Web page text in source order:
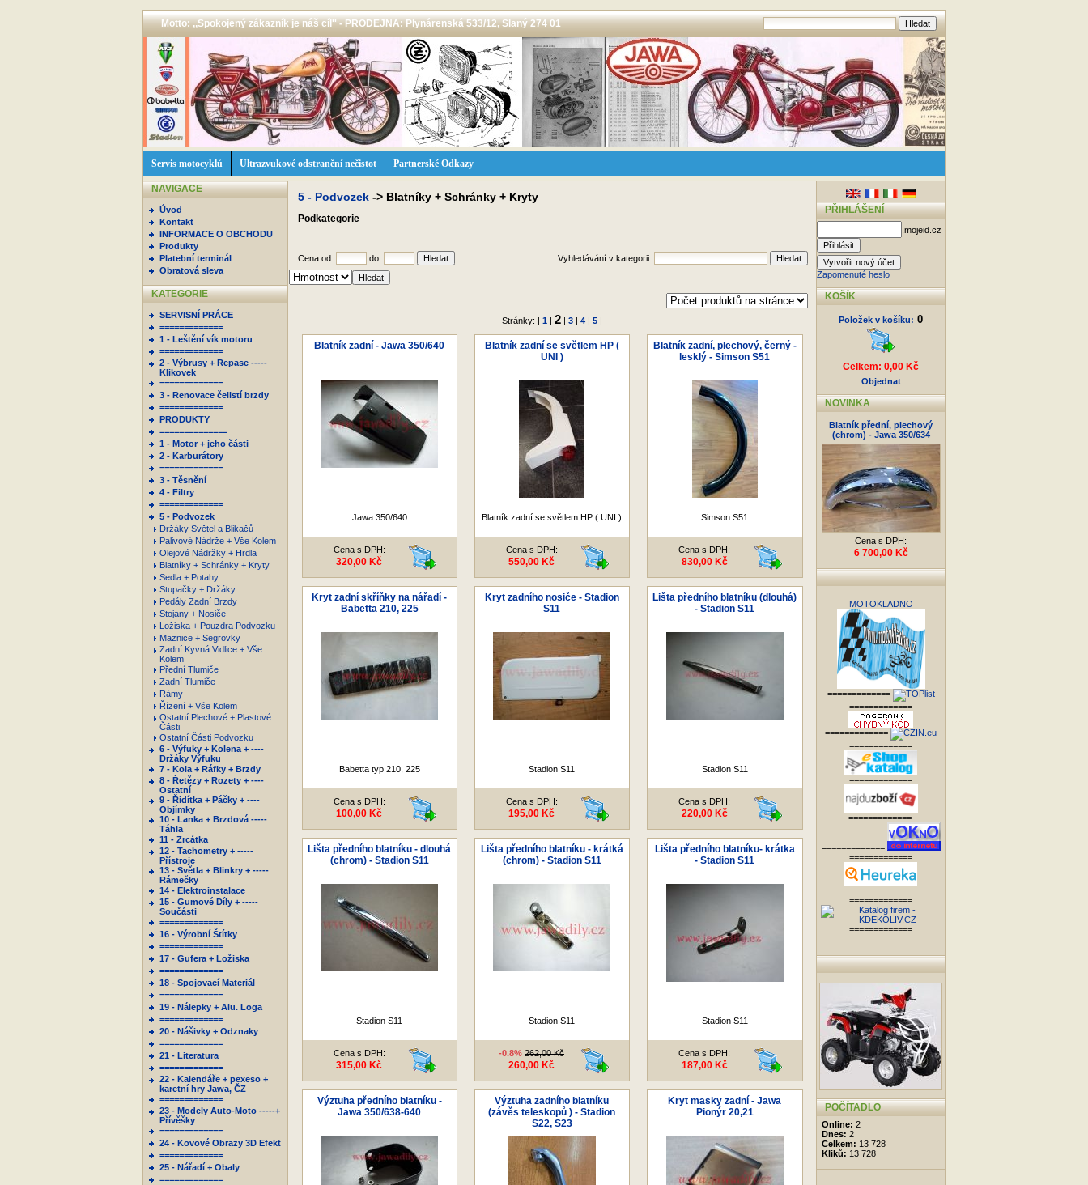
Motto: ,,Spokojený zákazník je náš cíl'' - PRODEJNA: Plynárenská 533/12, Slaný 274 01
Servis motocyklů Ultrazvukové odstranění nečistot Partnerské Odkazy
NAVIGACE
Úvod
Kontakt
INFORMACE O OBCHODU
Produkty
Platební terminál
Obratová sleva
KATEGORIE
SERVISNÍ PRÁCE
=============
1 - Leštění vík motoru
=============
2 - Výbrusy + Repase -----
Klikovek
=============
3 - Renovace čelistí brzdy
=============
PRODUKTY
==============
1 - Motor + jeho části
2 - Karburátory
=============
3 - Těsnění
4 - Filtry
=============
5 - Podvozek
Držáky Světel a Blikačů
Palivové Nádrže + Vše Kolem
Olejové Nádržky + Hrdla
Blatníky + Schránky + Kryty
Sedla + Potahy
Stupačky + Držáky
Pedály Zadní Brzdy
Stojany + Nosiče
Ložiska + Pouzdra Podvozku
Maznice + Segrovky
Zadní Kyvná Vidlice + Vše
Kolem
Přední Tlumiče
Zadní Tlumiče
Rámy
Řízení + Vše Kolem
Ostatní Plechové + Plastové
Části
Ostatní Části Podvozku
6 - Výfuky + Kolena + ----
Držáky Výfuku
7 - Kola + Ráfky + Brzdy
8 - Řetězy + Rozety + ----
Ostatní
9 - Řidítka + Páčky + ----
Objímky
10 - Lanka + Brzdová -----
Táhla
11 - Zrcátka
12 - Tachometry + -----
Přístroje
13 - Světla + Blinkry + -----
Rámečky
14 - Elektroinstalace
15 - Gumové Díly + -----
Součásti
=============
16 - Výrobní Štítky
=============
17 - Gufera + Ložiska
=============
18 - Spojovací Materiál
=============
19 - Nálepky + Alu. Loga
=============
20 - Nášivky + Odznaky
=============
21 - Literatura
=============
22 - Kalendáře + pexeso +
karetní hry Jawa, ČZ
=============
23 - Modely Auto-Moto -----+
Přívěšky
=============
24 - Kovové Obrazy 3D Efekt
=============
25 - Nářadí + Obaly
=============
5 - Podvozek -> Blatníky + Schránky + Kryty
Podkategorie
Cena od: do: Vyhledávání v kategorii:
Stránky: | 1 | 2 | 3 | 4 | 5 |
Blatník zadní - Jawa 350/640
Jawa 350/640
Cena s DPH:
320,00 Kč
Blatník zadní se světlem HP (
UNI )
Blatník zadní se světlem HP ( UNI )
Cena s DPH:
550,00 Kč
Blatník zadní, plechový, černý -
lesklý - Simson S51
Simson S51
Cena s DPH:
830,00 Kč
Kryt zadní skříňky na nářadí -
Babetta 210, 225
Babetta typ 210, 225
Cena s DPH:
100,00 Kč
Kryt zadního nosiče - Stadion
S11
Stadion S11
Cena s DPH:
195,00 Kč
Lišta předního blatníku (dlouhá)
- Stadion S11
Stadion S11
Cena s DPH:
220,00 Kč
Lišta předního blatníku - dlouhá
(chrom) - Stadion S11
Stadion S11
Cena s DPH:
315,00 Kč
Lišta předního blatníku - krátká
(chrom) - Stadion S11
Stadion S11
-0.8% 262,00 Kč
260,00 Kč
Lišta předního blatníku- krátka
- Stadion S11
Stadion S11
Cena s DPH:
187,00 Kč
Výztuha předního blatníku -
Jawa 350/638-640
Výztuha zadního blatníku
(závěs teleskopů ) - Stadion
S22, S23
Kryt masky zadní - Jawa
Pionýr 20,21
PŘIHLÁŠENÍ
.mojeid.cz
Zapomenuté heslo
KOŠÍK
Položek v košíku: 0
Celkem: 0,00 Kč
Objednat
NOVINKA
Blatník přední, plechový
(chrom) - Jawa 350/634
Cena s DPH:
6 700,00 Kč
MOTOKLADNO
=============
=============
=============
=============
=============
=============
=============
=============
=============
=============
POČÍTADLO
Online: 2
Dnes: 2
Celkem: 13 728
Kliků: 13 728